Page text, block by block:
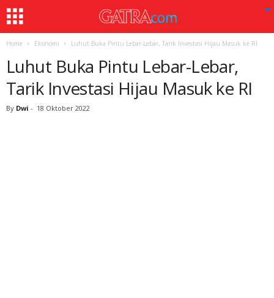
Home Ekonomi Luhut Buka Pintu Lebar-Lebar, Tarik Investasi Hijau Masuk ke RI
Luhut Buka Pintu Lebar-Lebar,
Tarik Investasi Hijau Masuk ke RI
By Dwi - 18 Oktober 2022